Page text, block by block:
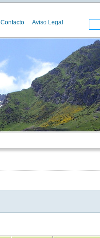
Contacto Aviso Legal